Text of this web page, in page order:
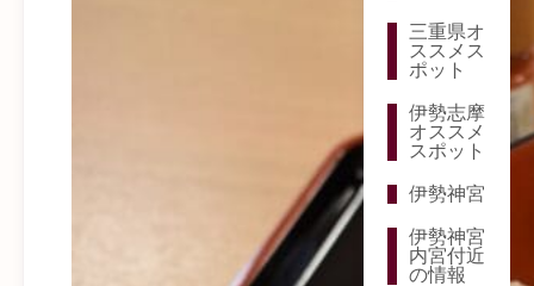
三重県オ
ススメス
ポット
伊勢志摩
オススメ
スポット
伊勢神宮
伊勢神宮
内宮付近
の情報